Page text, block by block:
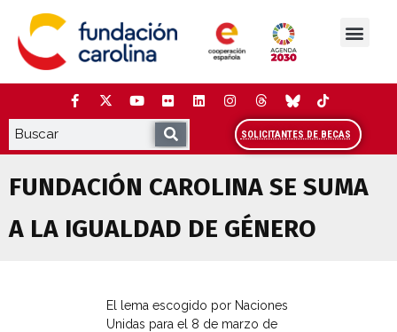
contenido
SOLICITANTES DE BECAS
FUNDACIÓN CAROLINA SE SUMA
A LA IGUALDAD DE GÉNERO
El lema escogido por Naciones
Unidas para el 8 de marzo de